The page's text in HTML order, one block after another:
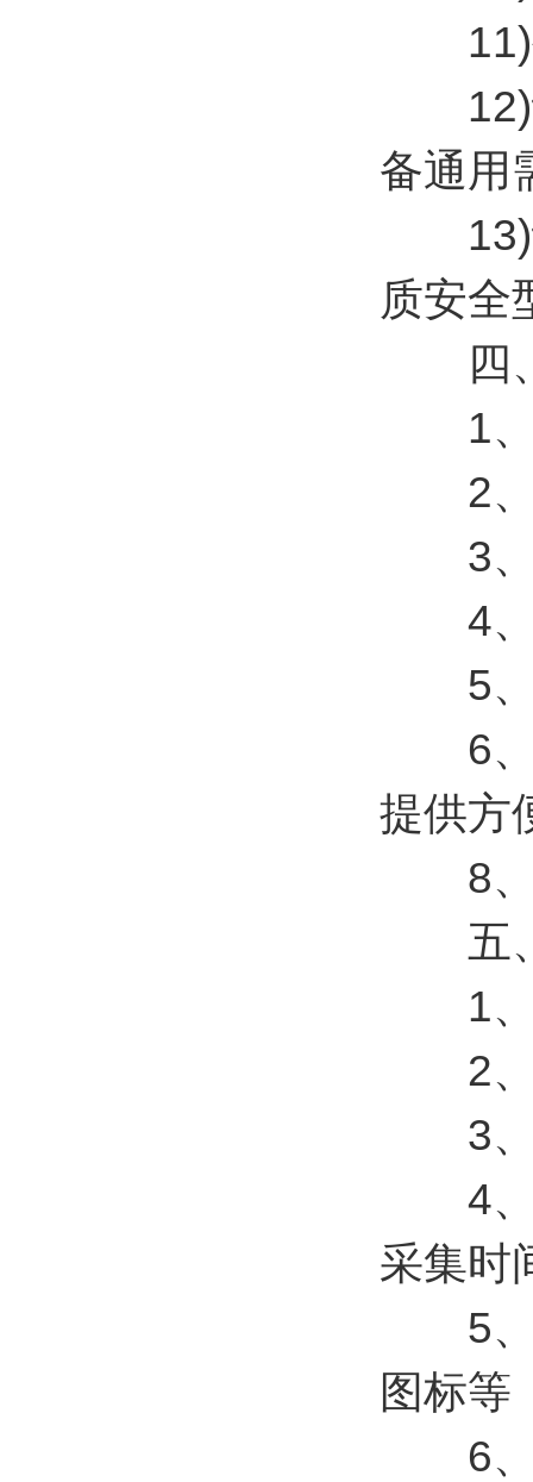
11)
12)设
备通用
13)设
质安全
四、
1、
2、
3、
4、
5、
6、
提供方
8、
五、
1、
2、
3、
4、
采集时
5、
图标等
6、